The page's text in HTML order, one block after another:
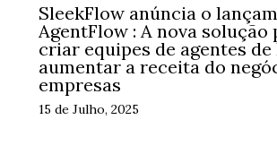
SleekFlow anúncia o
AgentFlow : A nova solução
criar equipes de agentes de
aumentar a receita do
empresas
15 de Julho, 2025